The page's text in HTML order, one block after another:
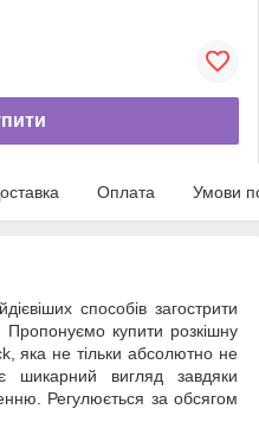
Оплата Умови
способів загострити
Пропонуємо купити розкішну
яка не тільки абсолютно не
шикарний вигляд завдяки
Регулюється за обсягом